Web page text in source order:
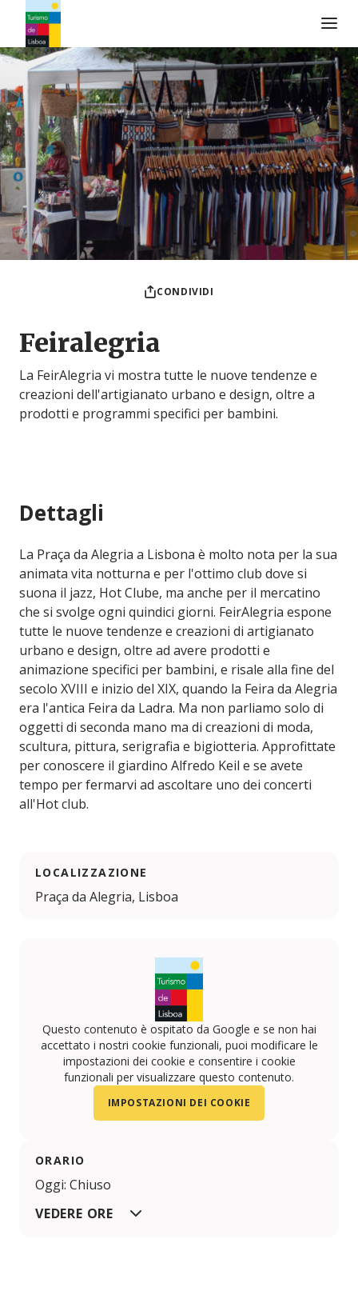
Logo di Turismo de Lisboa
CONDIVIDI
Feiralegria
La FeirAlegria vi mostra tutte le nuove tendenze e
creazioni dell'artigianato urbano e design, oltre a
prodotti e programmi specifici per bambini.
Dettagli
La Praça da Alegria a Lisbona è molto nota per la sua
animata vita notturna e per l'ottimo club dove si
suona il jazz, Hot Clube, ma anche per il mercatino
che si svolge ogni quindici giorni. FeirAlegria espone
tutte le nuove tendenze e creazioni di artigianato
urbano e design, oltre ad avere prodotti e
animazione specifici per bambini, e risale alla fine del
secolo XVIII e inizio del XIX, quando la Feira da Alegria
era l'antica Feira da Ladra. Ma non parliamo solo di
oggetti di seconda mano ma di creazioni di moda,
scultura, pittura, serigrafia e bigiotteria. Approfittate
per conoscere il giardino Alfredo Keil e se avete
tempo per fermarvi ad ascoltare uno dei concerti
all'Hot club.
LOCALIZZAZIONE
Praça da Alegria, Lisboa
Questo contenuto è ospitato da Google e se non hai
accettato i nostri cookie funzionali, puoi modificare le
impostazioni dei cookie e consentire i cookie
funzionali per visualizzare questo contenuto.
IMPOSTAZIONI DEI COOKIE
ORARIO
Oggi: Chiuso
VEDERE ORE